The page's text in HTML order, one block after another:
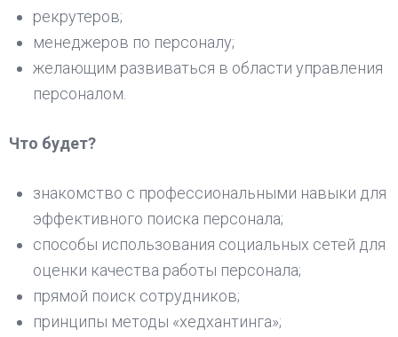
рекрутеров;
менеджеров по персоналу;
желающим развиваться в области управления
персоналом.
Что будет?
знакомство с профессиональными навыки для
эффективного поиска персонала;
способы использования социальных сетей для
оценки качества работы персонала;
прямой поиск сотрудников;
принципы методы «хедхантинга»;